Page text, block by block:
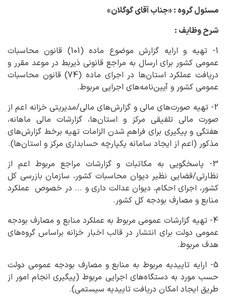
مسئول گروه : «جناب آقای گوگلان»
شرح وظایف :
1- تهیه و ارایه گزارش موضوع ماده (101) قانون محاسبات
عمومی کشور برای ارسال به مراجع قانونی ذیربط در موعد مقرر و
دریافت عملکرد استان‌ها در اجرای ماده (74) قانون محاسبات
عمومی کشور و آیین‌نامه‌های اجرایی مربوط.
2- تهیه صورت‌های مالی و گزارش‌های مالی/مدیریتی خزانه اعم از
صورت مالی تلفیقی مرکز و استان‌ها، گزارشات مالی ماهانه،
هفتگی و پیگیری برای فراهم شدن الزامات تهیه برخط گزارش‌های
مذکور (اعم از ایجاد سامانه یکپارچه حسابداری مرکز و استان‌ها).
3- پاسخگویی به مکاتبات و گزارشات مراجع مربوط اعم از
نظارتی/قضایی نظیر دیوان محاسبات کشور، سازمان بازرسی کل
کشور، اجرای احکام، دیوان عدالت داری و ... در خصوص عملکرد
منابع و مصارف بودجه کل کشور.
4- تهیه گزارشات عمومی مربوط به عملکرد منابع و مصارف بودجه
عمومی دولت برای انتشار در قالب اخبار خزانه براساس گروه‌های
هدف مربوط.
5- ارایه تاییدیه مربوط به منابع و مصارف بودجه عمومی دولت
حسب مورد به دستگاه‌های اجرایی مربوط (پیگیری انجام امور از
طریق ایجاد امکان دریافت تاییدیه سیستمی).